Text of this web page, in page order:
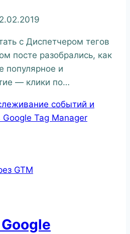
с Диспетчером тегов
посте разобрались, как
популярное и
— клики по…
событий и
Tag Manager